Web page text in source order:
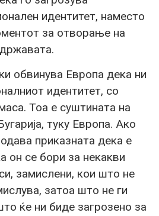
идентитет, наместо
за отворање на
обвинува Европа дека ни
идентитет, со
Тоа е суштината на
туку Европа. Ако
приказната дека е
он се бори за некакви
замислени, кои што не
затоа што не ги
ќе ни биде загрозено за